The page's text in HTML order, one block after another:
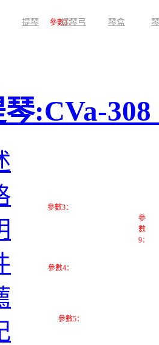
提琴 提琴弓 琴盒
:CVa-
參數1：
參數3：
參數4：
參數5：
參
數
9：